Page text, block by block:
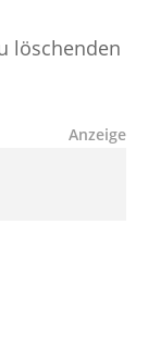
löschenden